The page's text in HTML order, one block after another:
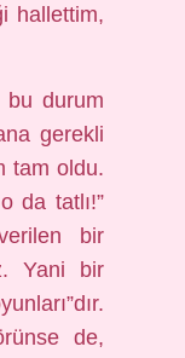
hallettim,
bu durum
gerekli
tam oldu.
da tatlı!”
bir
Yani bir
de,